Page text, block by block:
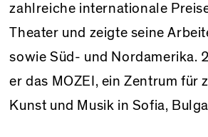
zahlreiche internationale
Theater und zeigte seine
sowie Süd- und Nordamerika.
er das MOZEI, ein Zentrum für
Kunst und Musik in Sofia,